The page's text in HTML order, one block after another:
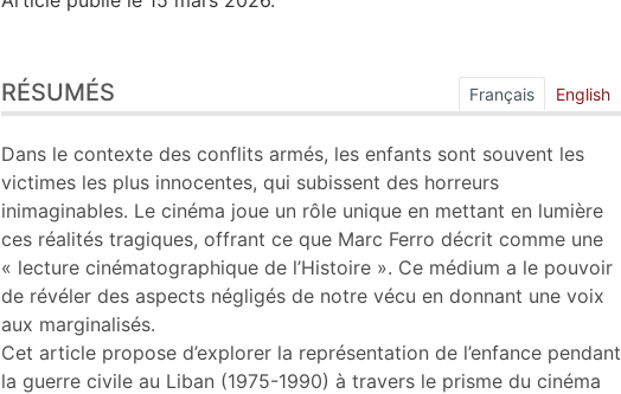
Index
Plan
Texte
Bibliographie
Notes
Illustrations
Citer cet article
Auteur
RÉSUMÉS Français English
Dans le contexte des conflits armés, les enfants sont souvent les
victimes les plus innocentes, qui subissent des horreurs
inimaginables. Le cinéma joue un rôle unique en mettant en lumière
ces réalités tragiques, offrant ce que Marc Ferro décrit comme une
« lecture cinématographique de l’Histoire ». Ce médium a le pouvoir
de révéler des aspects négligés de notre vécu en donnant une voix
aux marginalisés.
Cet article propose d’explorer la représentation de l’enfance pendant
la guerre civile au Liban (1975-1990) à travers le prisme du cinéma